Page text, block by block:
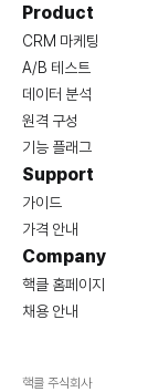
핵클 주식회사
Product
CRM 마케팅
A/B 테스트
데이터 분석
원격 구성
기능 플래그
Support
가이드
가격 안내
Company
핵클 홈페이지
채용 안내